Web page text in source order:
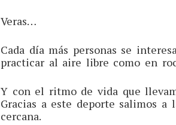
Veras…
Cada día más personas se
practicar al aire libre como en
Y con el ritmo de vida que
Gracias a este deporte salimos a
cercana.